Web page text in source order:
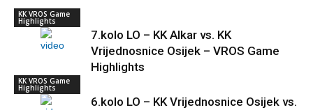
KK VROS Game
Highlights
7.kolo LO – KK Alkar vs. KK
Vrijednosnice Osijek – VROS Game
Highlights
KK VROS Game
Highlights
6.kolo LO – KK Vrijednosnice Osijek vs.